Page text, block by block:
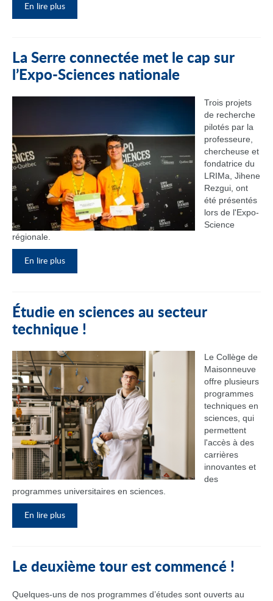
En lire plus
La Serre connectée met le cap sur
l’Expo-Sciences nationale
Trois projets
de recherche
pilotés par la
professeure,
chercheuse et
fondatrice du
LRIMa, Jihene
Rezgui, ont
été présentés
lors de l'Expo-
Science
régionale.
En lire plus
Étudie en sciences au secteur
technique !
Le Collège de
Maisonneuve
offre plusieurs
programmes
techniques en
sciences, qui
permettent
l'accès à des
carrières
innovantes et
des
programmes universitaires en sciences.
En lire plus
Le deuxième tour est commencé !
Quelques-uns de nos programmes d’études sont ouverts au